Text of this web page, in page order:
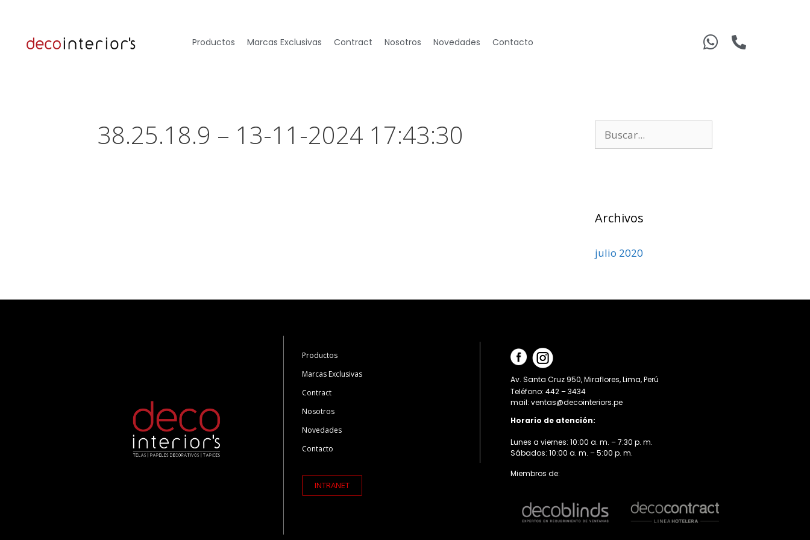
Productos Marcas Exclusivas Contract Nosotros Novedades Contacto
38.25.18.9 – 13-11-2024 17:43:30
Archivos
julio 2020
Productos
Marcas Exclusivas
Contract
Nosotros
Novedades
Contacto
INTRANET
Av. Santa Cruz 950, Miraflores, Lima, Perú
Teléfono: 442 – 3434
mail: ventas@decointeriors.pe
Horario de atención:
Lunes a viernes: 10:00 a. m. – 7:30 p. m.
Sábados: 10:00 a. m. – 5:00 p. m.
Miembros de: